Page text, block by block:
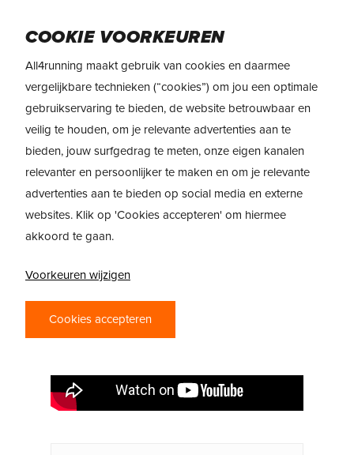
content
REVIEW
REVIEW: ASICS
METASPEED RAY:
LICHT, SNEL EN
KLAAR VOOR
RECORDS
COOKIE VOORKEUREN
All4running maakt gebruik van cookies en daarmee
vergelijkbare technieken (“cookies”) om jou een optimale
gebruikservaring te bieden, de website betrouwbaar en
veilig te houden, om je relevante advertenties aan te
bieden, jouw surfgedrag te meten, onze eigen kanalen
relevanter en persoonlijker te maken en om je relevante
advertenties aan te bieden op social media en externe
websites. Klik op 'Cookies accepteren' om hiermee
akkoord te gaan.
Voorkeuren wijzigen
Cookies accepteren